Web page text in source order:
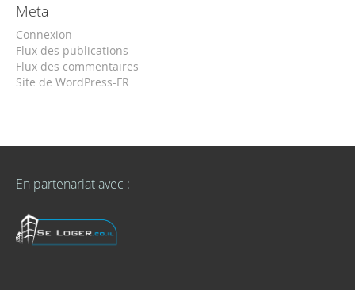
Meta
Connexion
Flux des publications
Flux des commentaires
Site de WordPress-FR
En partenariat avec :